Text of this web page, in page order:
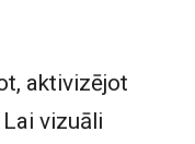
aktivizējot
Lai vizuāli